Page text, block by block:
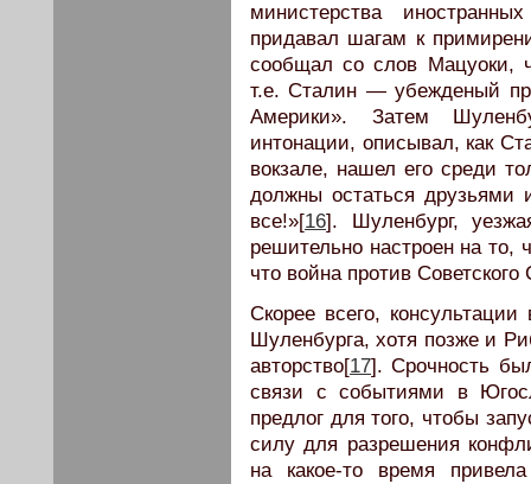
министерства
придавал шагам к
сообщал со слов Мацуоки,
т.е. Сталин — убежденый
Америки». Затем
интонации, описывал, как
вокзале, нашел его среди
должны остаться друзьями
все!»[16]. Шуленбург,
решительно настроен на то,
что война против
Скорее всего,
Шуленбурга, хотя позже и
авторство[17]. Срочность
связи с событиями в
предлог для того, чтобы
силу для разрешения
на какое-то время